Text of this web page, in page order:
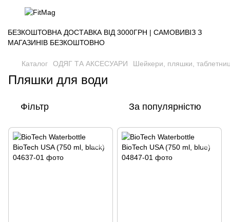
БЕЗКОШТОВНА ДОСТАВКА ВІД 3000ГРН | САМОВИВІЗ З
МАГАЗИНІВ БЕЗКОШТОВНО
Каталог ОДЯГ ТА АКСЕСУАРИ Шейкери, пляшки,
Пляшки для води
Фільтр За популярністю